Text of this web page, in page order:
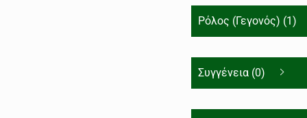
Ρόλος (Γεγονός) (1)
Συγγένεια (0)